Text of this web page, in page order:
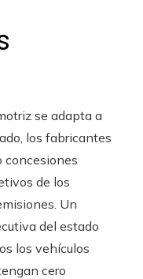
se adapta a
los fabricantes
concesiones
de los
Un
del estado
los vehículos
cero